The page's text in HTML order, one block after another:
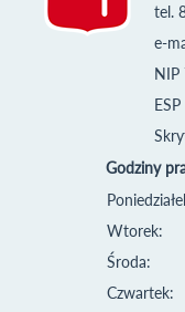
tel.
e-
NIP
Godziny
Wtorek:
Środa:
Czwartek: